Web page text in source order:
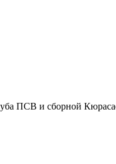
ПСВ и сборной